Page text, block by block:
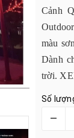
Cảnh
màu
Dành
trời.
Số
–